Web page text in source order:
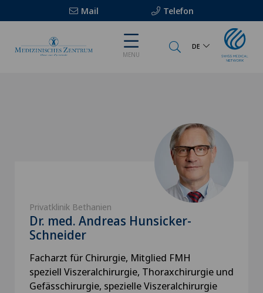
Mail Telefon
MENU
DE
Privatklinik Bethanien
Dr. med. Andreas Hunsicker-
Schneider
Facharzt für Chirurgie, Mitglied FMH
speziell Viszeralchirurgie, Thoraxchirurgie und
Gefässchirurgie, spezielle Viszeralchirurgie